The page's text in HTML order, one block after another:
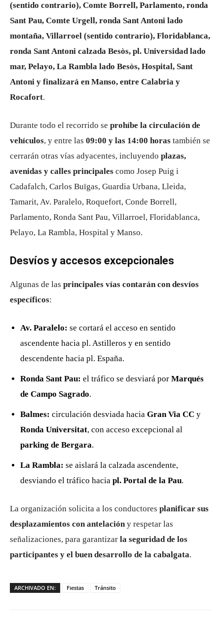
(sentido contrario), Comte Borrell, Parlamento, ronda
Sant Pau, Comte Urgell, ronda Sant Antoni lado
montaña, Villarroel (sentido contrario), Floridablanca,
ronda Sant Antoni calzada Besòs, pl. Universidad lado
mar, Pelayo, La Rambla lado Besòs, Hospital, Sant
Antoni y finalizará en Manso, entre Calabria y
Rocafort.
Durante todo el recorrido se prohíbe la circulación de
vehículos, y entre las 09:00 y las 14:00 horas también se
cerrarán otras vías adyacentes, incluyendo plazas,
avenidas y calles principales como Josep Puig i
Cadafalch, Carlos Buïgas, Guardia Urbana, Lleida,
Tamarit, Av. Paralelo, Roquefort, Conde Borrell,
Parlamento, Ronda Sant Pau, Villarroel, Floridablanca,
Pelayo, La Rambla, Hospital y Manso.
Desvíos y accesos excepcionales
Algunas de las principales vías contarán con desvíos
específicos:
Av. Paralelo: se cortará el acceso en sentido
ascendente hacia pl. Astilleros y en sentido
descendente hacia pl. España.
Ronda Sant Pau: el tráfico se desviará por Marqués
de Campo Sagrado.
Balmes: circulación desviada hacia Gran Via CC y
Ronda Universitat, con acceso excepcional al
parking de Bergara.
La Rambla: se aislará la calzada ascendente,
desviando el tráfico hacia pl. Portal de la Pau.
La organización solicita a los conductores planificar sus
desplazamientos con antelacióny respetar las
señalizaciones, para garantizar la seguridad de los
participantes y el buen desarrollo de la cabalgata.
ARCHIVADO EN: Fiestas Tránsito